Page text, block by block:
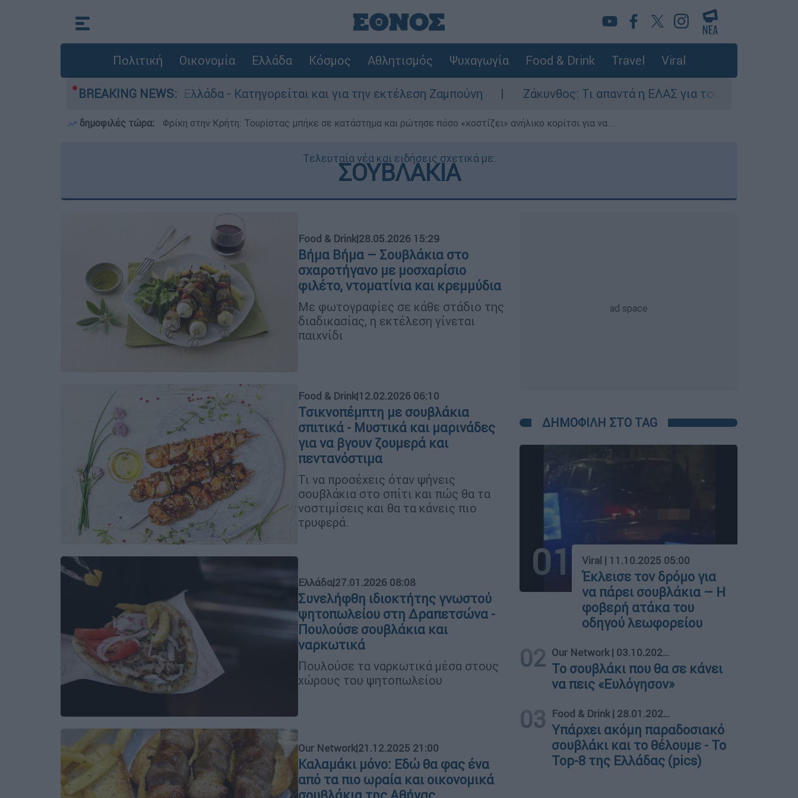
Πολιτική Οικονομία Ελλάδα Κόσμος Αθλητισμός Ψυχαγωγία Food & Drink Travel Viral
BREAKING NEWS:
στην Ελλάδα - Κατηγορείται και για την εκτέλεση Ζαμπούνη Ζάκυνθος: Τι απαντά η ΕΛΑΣ για τους 8 βιασμούς τουριστριών -
δημοφιλές τώρα: Φρίκη στην Κρήτη: Τουρίστας μπήκε σε κατάστημα και ρώτησε πόσο «κοστίζει» ανήλικο κορίτσι για να...
Τελευταία νέα και ειδήσεις σχετικά με:
ΣΟΥΒΛΑΚΙΑ
Food & Drink|28.05.2026 15:29
Βήμα Βήμα – Σουβλάκια στο
σχαροτήγανο με μοσχαρίσιο
φιλέτο, ντοματίνια και κρεμμύδια
Με φωτογραφίες σε κάθε στάδιο της
διαδικασίας, η εκτέλεση γίνεται
παιχνίδι
Food & Drink|12.02.2026 06:10
Τσικνοπέμπτη με σουβλάκια
σπιτικά - Μυστικά και μαρινάδες
για να βγουν ζουμερά και
πεντανόστιμα
Τι να προσέχεις όταν ψήνεις
σουβλάκια στο σπίτι και πώς θα τα
νοστιμίσεις και θα τα κάνεις πιο
τρυφερά.
Ελλάδα|27.01.2026 08:08
Συνελήφθη ιδιοκτήτης γνωστού
ψητοπωλείου στη Δραπετσώνα -
Πουλούσε σουβλάκια και
ναρκωτικά
Πουλούσε τα ναρκωτικά μέσα στους
χώρους του ψητοπωλείου
Our Network|21.12.2025 21:00
Καλαμάκι μόνο: Εδώ θα φας ένα
από τα πιο ωραία και οικονομικά
ΔΗΜΟΦΙΛΗ ΣΤΟ TAG
01 Viral | 11.10.2025 05:00
Έκλεισε τον δρόμο για
να πάρει σουβλάκια – Η
φοβερή ατάκα του
οδηγού λεωφορείου
02 Our Network| 03.10.2025 21:00
Το σουβλάκι που θα σε κάνει
να πεις «Ευλόγησον»
03 Food & Drink| 28.01.2020 20:59
Υπάρχει ακόμη παραδοσιακό
σουβλάκι και το θέλουμε - Το
Top-8 της Ελλάδας (pics)